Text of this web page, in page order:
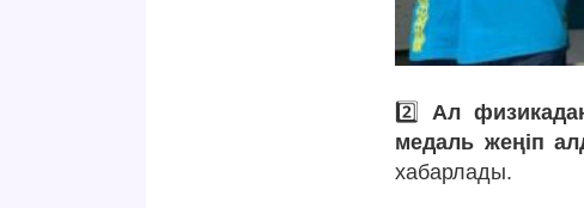
2️⃣Ал
медаль жеңіп
хабарлады.